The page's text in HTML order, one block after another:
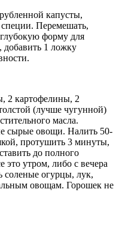
капусты,
специи. Перемешать,
форму для
добавить 1 ложку
2 картофелины, 2
(лучше чугунной)
масла.
сырые овощи. Налить 50-
протушить 3 минуты,
до полного
это утром, либо с вечера
соленые огурцы, лук,
овощам. Горошек не